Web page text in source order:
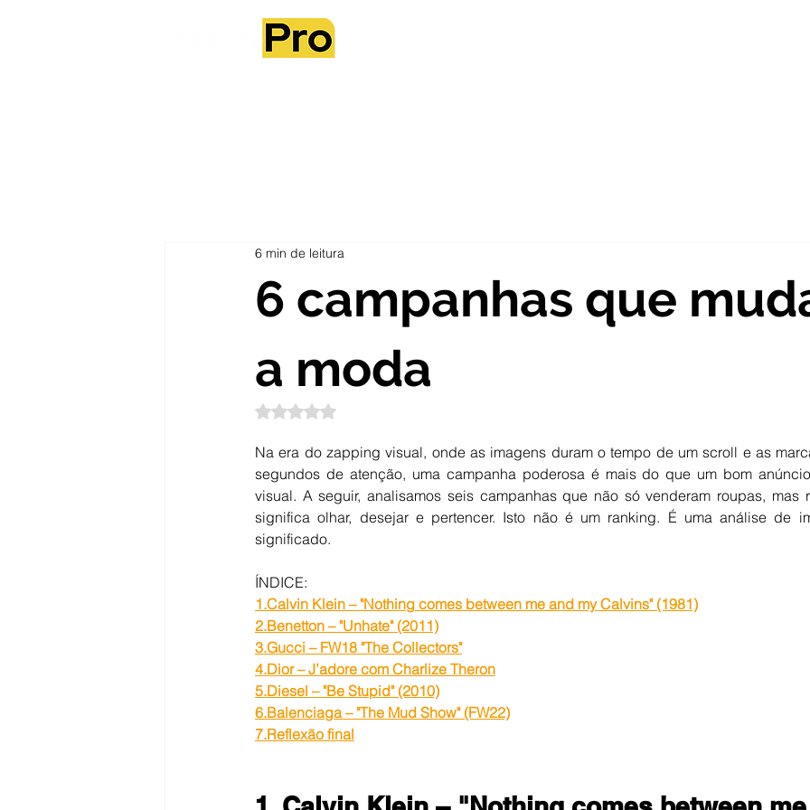
6 campanhas que
a moda
6 min de leitura
Avaliado com NaN de 5 estrelas.
Na era do zapping visual, onde as imagens duram o tempo de um scroll e as
segundos de atenção, uma campanha poderosa é mais do que um bom
visual. A seguir, analisamos seis campanhas que não só venderam roupas, mas
significa olhar, desejar e pertencer. Isto não é um ranking. É uma análise de
significado.
ÍNDICE:
1.Calvin Klein – "Nothing comes between me and my Calvins" (1981)
2.Benetton – "Unhate" (2011)
3.Gucci – FW18 "The Collectors"
4.Dior – J’adore com Charlize Theron
5.Diesel – "Be Stupid" (2010)
6.Balenciaga – "The Mud Show" (FW22)
7.Reflexão final